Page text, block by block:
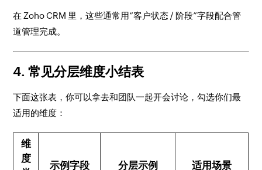
在 Zoho CRM 里，这些通常用“客户状态 / 阶段”字段配合管
道管理完成。
4. 常见分层维度小结表
下面这张表，你可以拿去和团队一起开会讨论，勾选你们最
适用的维度：
维
度
示例字段 分层示例 适用场景